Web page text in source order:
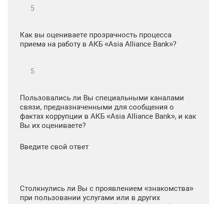
Как вы оцениваете прозрачность процесса
приема на работу в АКБ «Asia Alliance Bank»?
Пользовались ли Вы специальными каналами
связи, предназначенными для сообщения о
фактах коррупции в АКБ «Asia Alliance Bank», и как
Вы их оцениваете?
Введите свой ответ
Столкнулись ли Вы с проявлением «знакомства»
при пользовании услугами или в других